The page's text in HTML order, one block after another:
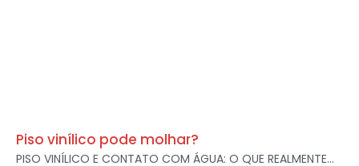
Piso vinílico pode molhar?
PISO VINÍLICO E CONTATO COM ÁGUA: O QUE REALMENTE...